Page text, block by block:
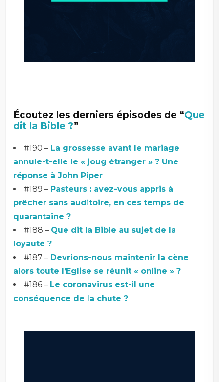
Écoutez les derniers épisodes de “Que
dit la Bible ?”
#190 – La grossesse avant le mariage
annule-t-elle le « joug étranger » ? Une
réponse à John Piper
#189 – Pasteurs : avez-vous appris à
prêcher sans auditoire, en ces temps de
quarantaine ?
#188 – Que dit la Bible au sujet de la
loyauté ?
#187 – Devrions-nous maintenir la cène
alors toute l’Eglise se réunit « online » ?
#186 – Le coronavirus est-il une
conséquence de la chute ?